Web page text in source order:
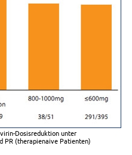
Dosisreduktion unter
PR (therapienaive Patienten)